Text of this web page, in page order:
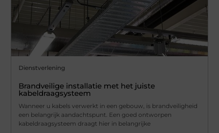
Dienstverlening
Brandveilige installatie met het juiste
kabeldraagsysteem
Wanneer u kabels verwerkt in een gebouw, is brandveiligheid
een belangrijk aandachtspunt. Een goed ontworpen
kabeldraagsysteem draagt hier in belangrijke